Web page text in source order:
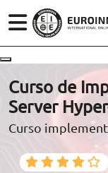
ÁREAS
ESTUDIOS
CONOCE
(+34)958 050 200
900 831 200
Curso de
Server
Curso